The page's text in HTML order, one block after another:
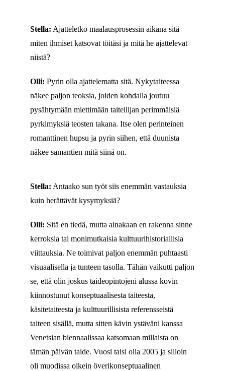
Stella: Ajatteletko maalausprosessin aikana sitä
miten ihmiset katsovat töitäsi ja mitä he ajattelevat
niistä?
Olli: Pyrin olla ajattelematta sitä. Nykytaiteessa
näkee paljon teoksia, joiden kohdalla joutuu
pysähtymään miettimään taiteilijan perimmäisiä
pyrkimyksiä teosten takana. Itse olen perinteinen
romanttinen hupsu ja pyrin siihen, että duunista
näkee samantien mitä siinä on.
Stella: Antaako sun työt siis enemmän vastauksia
kuin herättävät kysymyksiä?
Olli: Sitä en tiedä, mutta ainakaan en rakenna sinne
kerroksia tai monimutkaisia kulttuurihistoriallisia
viittauksia. Ne toimivat paljon enemmän puhtaasti
visuaalisella ja tunteen tasolla. Tähän vaikutti paljon
se, että olin joskus taideopintojeni alussa kovin
kiinnostunut konseptuaalisesta taiteesta,
käsitetaiteesta ja kulttuurillisista referensseistä
taiteen sisällä, mutta sitten kävin ystäväni kanssa
Venetsian biennaalissaa katsomaan millaista on
tämän päivän taide. Vuosi taisi olla 2005 ja silloin
oli muodissa oikein överikonseptuaalinen